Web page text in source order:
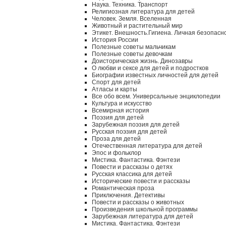
Наука. Техника. Транспорт
Религиозная литература для детей
Человек. Земля. Вселенная
Животный и растительный мир
Этикет. Внешность.Гигиена. Личная
История России
Полезные советы мальчикам
Полезные советы девочкам
Доисторическая жизнь. Динозавры
О любви и сексе для детей и подростков
Биографии известных личностей для детей
Спорт для детей
Атласы и карты
Все обо всем. Универсальные энциклопедии
Культура и искусство
Всемирная история
Поэзия для детей
Зарубежная поэзия для детей
Русская поэзия для детей
Проза для детей
Отечественная литература для детей
Эпос и фольклор
Мистика. Фантастика. Фэнтези
Повести и рассказы о детях
Русская классика для детей
Исторические повести и рассказы
Романтическая проза
Приключения. Детективы
Повести и рассказы о животных
Произведения школьной программы
Зарубежная литература для детей
Мистика. Фантастика. Фэнтези